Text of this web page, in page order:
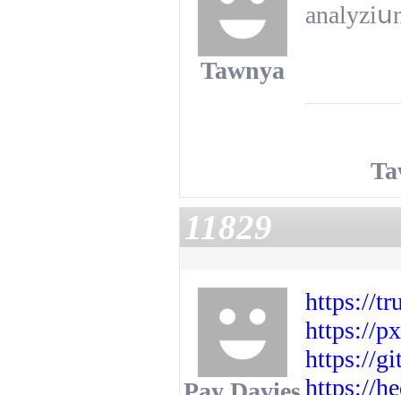
Tawnya
11829
https://
https://
https://
https://